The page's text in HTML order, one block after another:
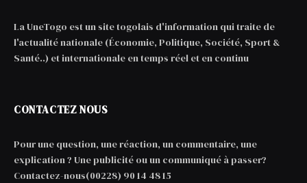
La UneTogo est un site togolais d'information qui traite de
l'actualité nationale (Économie, Politique, Société, Sport &
Santé..) et internationale en temps réel et en continu
CONTACTEZ NOUS
Pour une question, une réaction, un commentaire, une
explication ? Une publicité ou un communiqué à passer?
Contactez-nous(00228) 90 14 48 15